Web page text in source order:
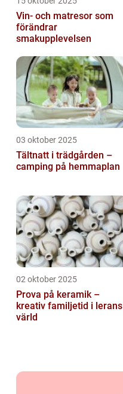
Vin- och matresor som
förändrar
smakupplevelsen
03 oktober 2025
Tältnatt i trädgården –
camping på hemmaplan
02 oktober 2025
Prova på keramik –
kreativ familjetid i lerans
värld